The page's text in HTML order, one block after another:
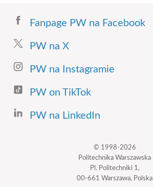
Fanpage PW na Facebook
PW na X
PW na Instagramie
PW on TikTok
PW na LinkedIn
© 1998-2026
Politechnika Warszawska
Pl. Politechniki 1,
00-661 Warszawa, Polska